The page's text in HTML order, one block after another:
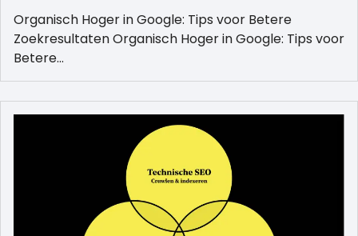
Organisch Hoger in Google: Tips voor Betere
Zoekresultaten Organisch Hoger in Google: Tips voor
Betere…